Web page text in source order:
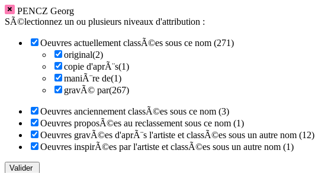
PENCZ Georg
SÃ©lectionnez un ou plusieurs niveaux d'attribution :
Oeuvres actuellement classÃ©es sous ce nom (271)
original(2)
copie d'aprÃ¨s(1)
maniÃ¨re de(1)
gravÃ© par(267)
Oeuvres anciennement classÃ©es sous ce nom (3)
Oeuvres proposÃ©es au reclassement sous ce nom (1)
Oeuvres gravÃ©es d'aprÃ¨s l'artiste et classÃ©es sous un autre nom (12)
Oeuvres inspirÃ©es par l'artiste et classÃ©es sous un autre nom (1)
Valider